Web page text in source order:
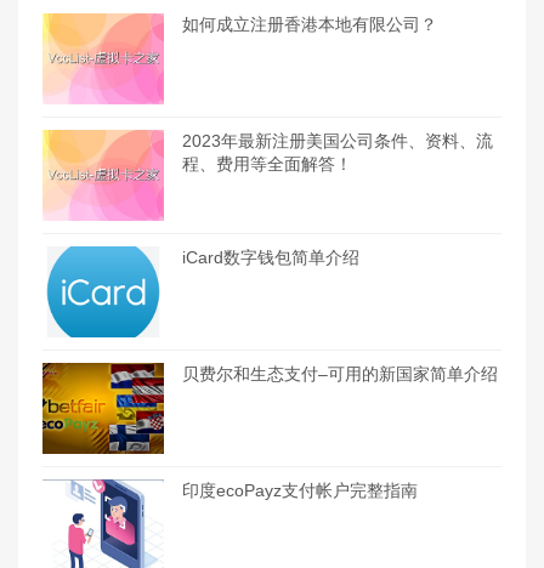
如何成立注册香港本地有限公司？
2023年最新注册美国公司条件、资料、流
程、费用等全面解答！
iCard数字钱包简单介绍
贝费尔和生态支付–可用的新国家简单介绍
印度ecoPayz支付帐户完整指南